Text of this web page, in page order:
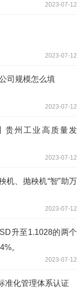
2023-07-12
2023-07-12
司规模怎么填
2023-07-12
贵州工业高质量发
2023-07-12
机、抛秧机“智”助万
2023-07-12
升至1.1028的两个
。
2023-07-12
准化管理体系认证